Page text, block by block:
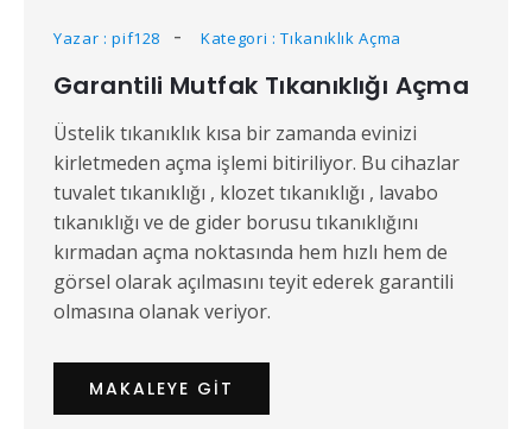
Yazar : pif128 Kategori : Tıkanıklık Açma
Garantili Mutfak Tıkanıklığı Açma
Üstelik tıkanıklık kısa bir zamanda evinizi
kirletmeden açma işlemi bitiriliyor. Bu cihazlar
tuvalet tıkanıklığı , klozet tıkanıklığı , lavabo
tıkanıklığı ve de gider borusu tıkanıklığını
kırmadan açma noktasında hem hızlı hem de
görsel olarak açılmasını teyit ederek garantili
olmasına olanak veriyor.
MAKALEYE GIT